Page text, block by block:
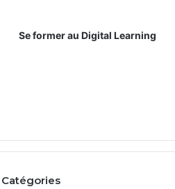
Se former au Digital Learning
Catégories